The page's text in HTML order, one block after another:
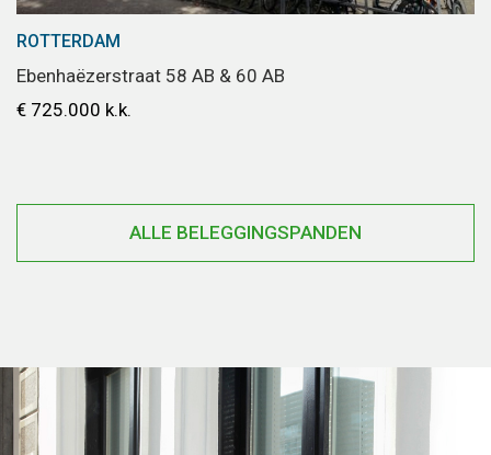
ROTTERDAM
Ebenhaëzerstraat 58 AB & 60 AB
€ 725.000 k.k.
ALLE BELEGGINGSPANDEN